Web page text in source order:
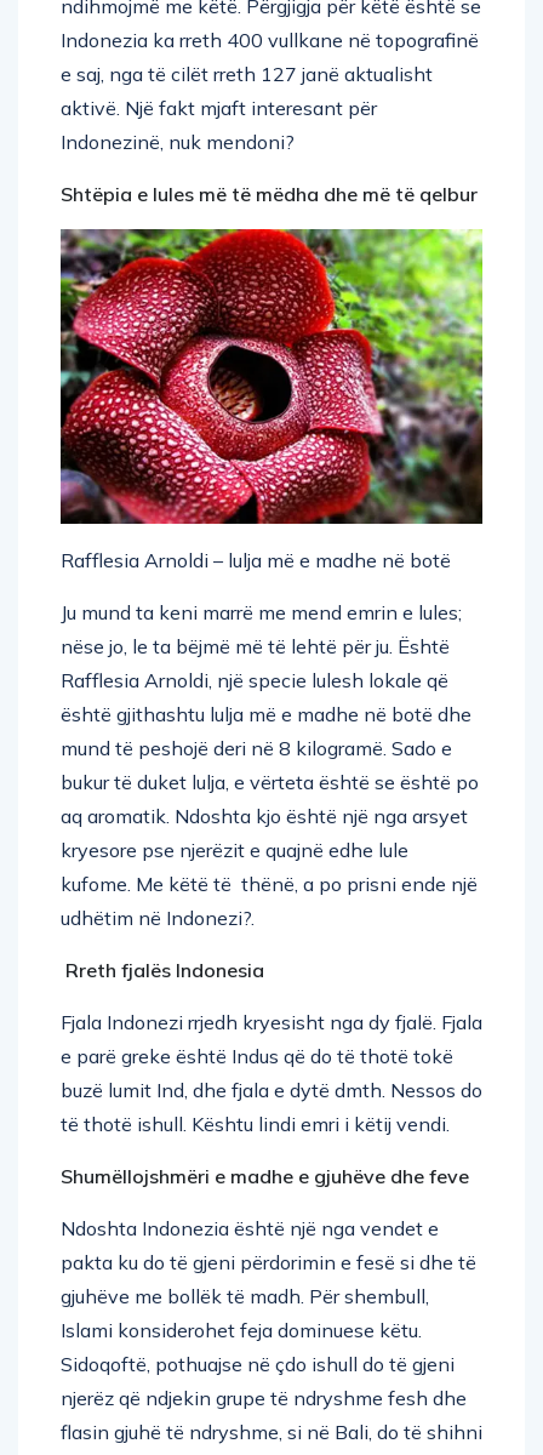
Indonezia ka rreth 400 vullkane në topografinë
e saj, nga të cilët rreth 127 janë aktualisht
aktivë. Një fakt mjaft interesant për
Indonezinë, nuk mendoni?
nëse jo, le ta bëjmë më të lehtë për ju. Është
Rafflesia Arnoldi, një specie lulesh lokale që
është gjithashtu lulja më e madhe në botë dhe
mund të peshojë deri në 8 kilogramë. Sado e
bukur të duket lulja, e vërteta është se është po
aq aromatik. Ndoshta kjo është një nga arsyet
kryesore pse njerëzit e quajnë edhe lule
kufome. Me këtë të thënë, a po prisni ende një
udhëtim në Indonezi?.
e parë greke është Indus që do të thotë tokë
buzë lumit Ind, dhe fjala e dytë dmth. Nessos do
të thotë ishull. Kështu lindi emri i këtij vendi.
pakta ku do të gjeni përdorimin e fesë si dhe të
gjuhëve me bollëk të madh. Për shembull,
Islami konsiderohet feja dominuese këtu.
Sidoqoftë, pothuajse në çdo ishull do të gjeni
njerëz që ndjekin grupe të ndryshme fesh dhe
flasin gjuhë të ndryshme, si në Bali, do të shihni
hindu në numër të madh. Dhe sa i përket